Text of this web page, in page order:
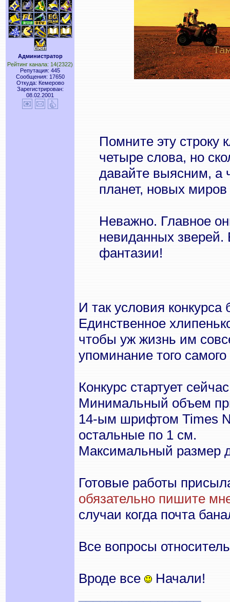
Администратор
Рейтинг канала: 14(2322)
Репутация: 445
Сообщения: 17650
Откуда: Кемерово
Зарегистрирован:
08.02.2001
Помните эту строку
четыре слова, но
давайте выясним, а
планет, новых
Неважно. Главное
невиданных
фантазии!
И так условия
Единственное
чтобы уж жизнь им
упоминание того
Конкурс стартует
Минимальный объем
14-ым шрифтом Times
остальные по 1 см.
Максимальный размер
Готовые работы
обязательно пишите
случаи когда почта
Все вопросы
Вроде все
Начали!